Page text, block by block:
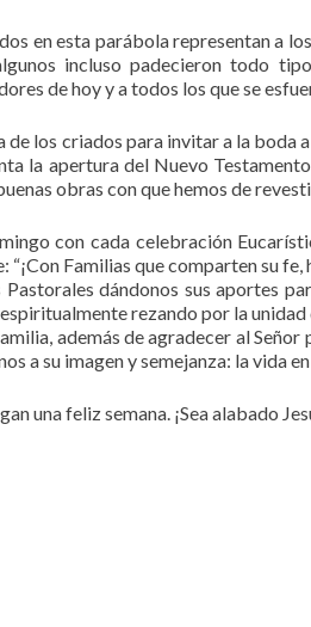
en esta parábola representan a
incluso padecieron todo
de hoy y a todos los que se
de los criados para invitar a la
la apertura del Nuevo
obras con que hemos de
con cada celebración
“¡Con Familias que comparten su
Pastorales dándonos sus aportes
rezando por la
además de agradecer al
a su imagen y semejanza: la vida
una feliz semana. ¡Sea alabado